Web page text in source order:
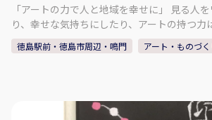
「アートの力で人と地域を幸せに」 見る人をワクワクさせた
り、幸せな気持ちにしたり、アートの持つ力
ークアート看板製作を通して、人と人とのつ
し、「描くことの楽しさ」を皆さまに知って
ップケーキ＆コーヒー」 どちらかお好きなデ
徳島駅前・徳島市周辺・鳴門 アート・ものづ